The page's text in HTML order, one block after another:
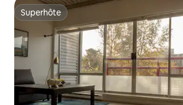
Superhôte
Superhôte